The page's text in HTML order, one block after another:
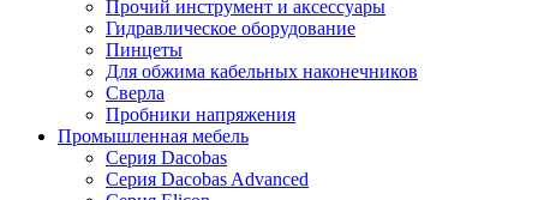
Прочий инструмент и аксессуары
Гидравлическое оборудование
Пинцеты
Для обжима кабельных наконечников
Сверла
Пробники напряжения
Промышленная мебель
Серия Dacobas
Серия Dacobas Advanced